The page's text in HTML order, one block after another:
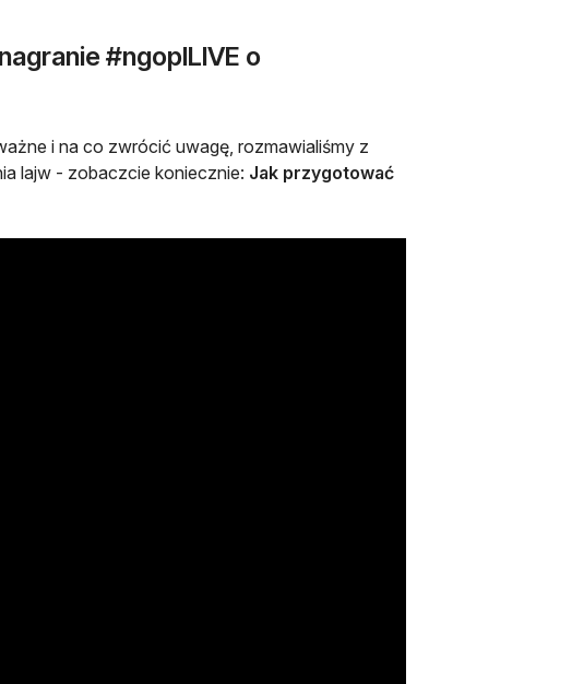
#ngoplLIVE o
i na co zwrócić uwagę, rozmawialiśmy z
lajw - zobaczcie koniecznie: Jak przygotować